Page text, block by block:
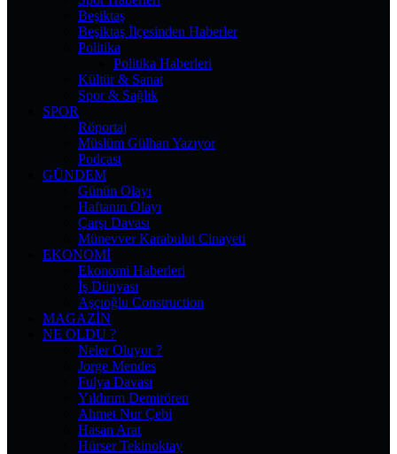
Beşiktaş
Beşiktaş İlçesinden Haberler
Politika
Politika Haberleri
Kültür & Sanat
Spor & Sağlık
SPOR
Röportaj
Müslüm Gülhan Yazıyor
Podcast
GÜNDEM
Günün Olayı
Haftanın Olayı
Çarşı Davası
Münevver Karabulut Cinayeti
EKONOMI
Ekonomi Haberleri
İş Dünyası
Aşçıoğlu Construction
MAGAZIN
NE OLDU ?
Neler Oluyor ?
Jorge Mendes
Fulya Davası
Yıldırım Demirören
Ahmet Nur Çebi
Hasan Arat
Hürser Tekinoktay